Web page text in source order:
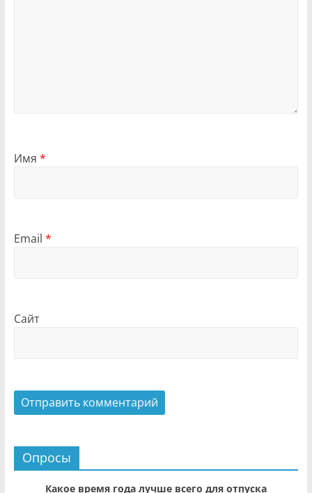
Имя *
Email *
Сайт
Опросы
Какое время года лучше всего для отпуска